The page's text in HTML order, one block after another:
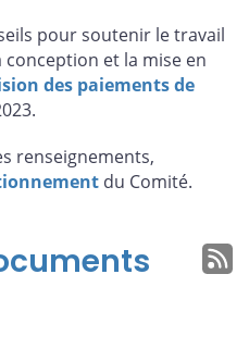
pour soutenir le travail
et la mise en
des paiements de
renseignements,
du Comité.